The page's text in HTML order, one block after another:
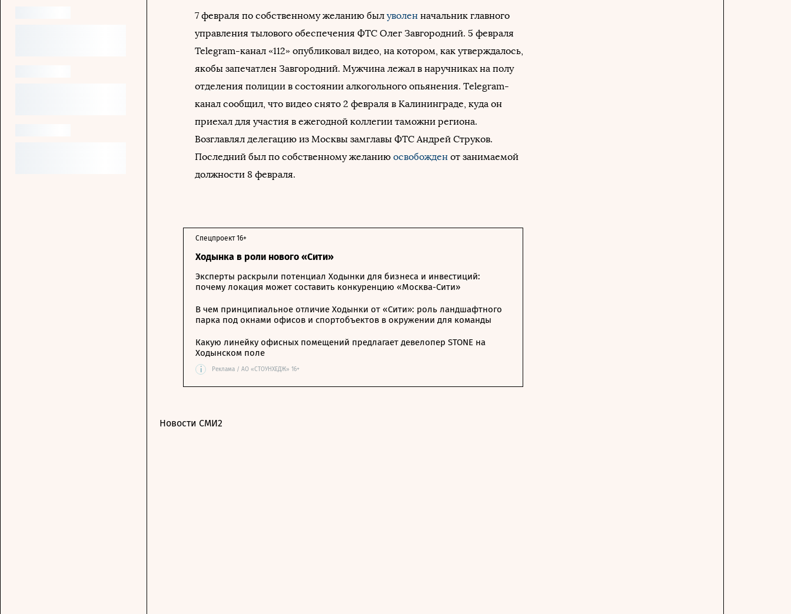
7 февраля по собственному желанию был уволен начальник главного
управления тылового обеспечения ФТС Олег Завгородний. 5 февраля
Telegram-канал «112» опубликовал видео, на котором, как утверждалось,
якобы запечатлен Завгородний. Мужчина лежал в наручниках на полу
отделения полиции в состоянии алкогольного опьянения. Тelegram-
канал сообщил, что видео снято 2 февраля в Калининграде, куда он
приехал для участия в ежегодной коллегии таможни региона.
Возглавлял делегацию из Москвы замглавы ФТС Андрей Струков.
Последний был по собственному желанию освобожден от занимаемой
должности 8 февраля.
Ходынка в роли нового «Сити»
Спецпроект 16+
Эксперты раскрыли потенциал Ходынки для бизнеса и инвестиций:
почему локация может составить конкуренцию «Москва-Сити»
В чем принципиальное отличие Ходынки от «Сити»: роль ландшафтного
парка под окнами офисов и спортобъектов в окружении для команды
Какую линейку офисных помещений предлагает девелопер STONE на
Ходынском поле
i Реклама / АО «СТОУНХЕДЖ» 16+
Новости СМИ2